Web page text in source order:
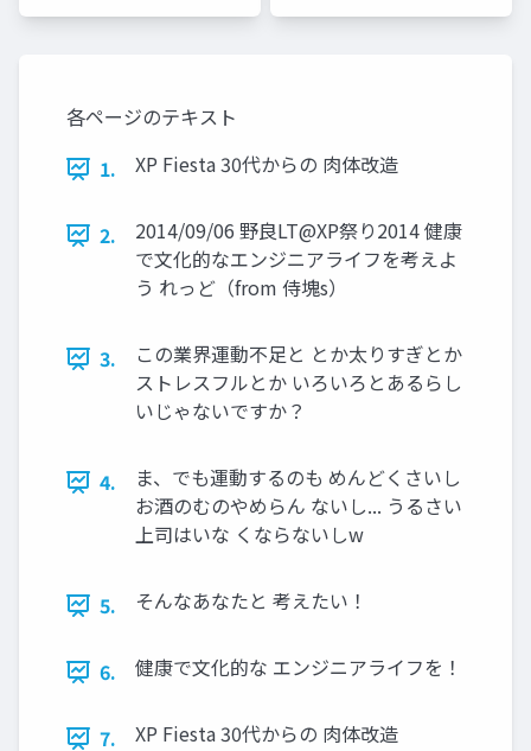
各ページのテキスト
1.
XP Fiesta 30代からの 肉体改造
2.
2014/09/06 野良LT@XP祭り2014 健康
で文化的なエンジニアライフを考えよ
う れっど（from 侍塊s）
3.
この業界運動不足と とか太りすぎとか
ストレスフルとか いろいろとあるらし
いじゃないですか？
4.
ま、でも運動するのも めんどくさいし
お酒のむのやめらん ないし... うるさい
上司はいな くならないしw
5. そんなあなたと 考えたい！
6. 健康で文化的な エンジニアライフを！
7. XP Fiesta 30代からの 肉体改造